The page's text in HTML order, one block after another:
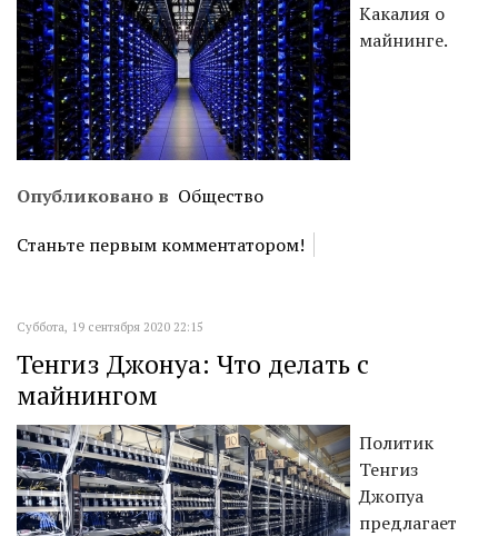
Какалия о
майнинге.
Опубликовано в Общество
Станьте первым комментатором!
Суббота, 19 сентября 2020 22:15
Тенгиз Джонуа: Что делать с
майнингом
Политик
Тенгиз
Джопуа
предлагает